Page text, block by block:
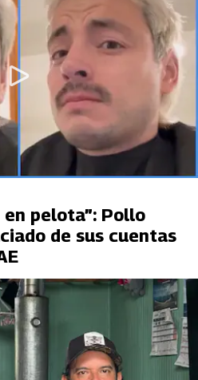
en pelota”: Pollo
de sus cuentas